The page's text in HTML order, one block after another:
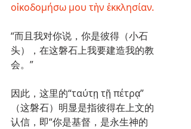
οἰκοδομήσω μου τὴν ἐκκλησίαν.
“而且我对你说，你是彼得（小石
头），在这磐石上我要建造我的教
会。”
因此，这里的“ταύτῃ τῇ πέτρᾳ”
（这磐石）明显是指彼得在上文的
认信，即“你是基督，是永生神的